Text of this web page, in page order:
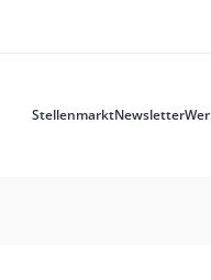
StellenmarktNewsletter